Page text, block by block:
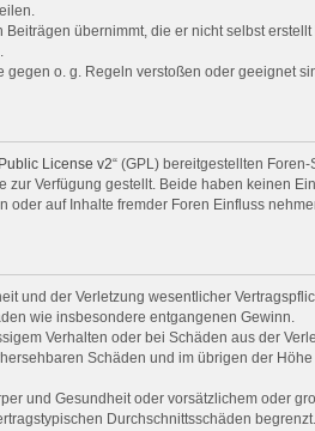
übernimmt, die er nicht selbst
o. g. Regeln verstoßen oder geeignet
License v2“ (GPL) bereitgestellten
Verfügung gestellt. Beide haben keinen
oder auf Inhalte fremder Foren Einfluss
und der Verletzung wesentlicher
wie insbesondere entgangenen Gewinn.
Verhalten oder bei Schäden aus der
Schäden und im übrigen der
und Gesundheit oder vorsätzlichem oder
Durchschnittsschäden